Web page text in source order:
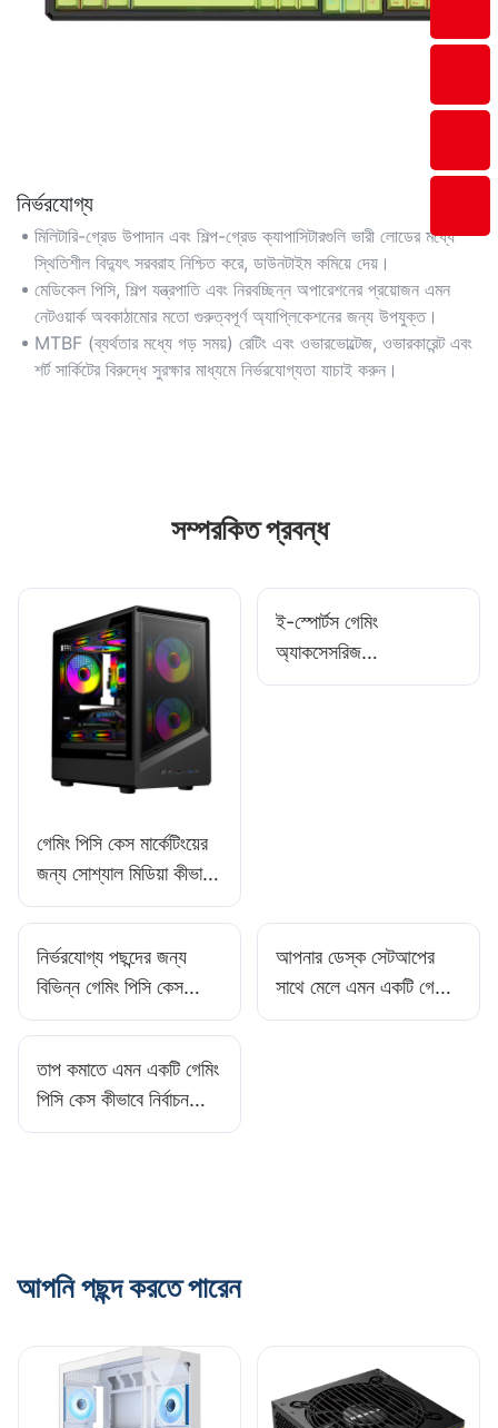
নির্ভরযোগ্য
মিলিটারি-গ্রেড উপাদান এবং শিল্প-গ্রেড ক্যাপাসিটারগুলি ভারী লোডের মধ্যে
স্থিতিশীল বিদ্যুৎ সরবরাহ নিশ্চিত করে, ডাউনটাইম কমিয়ে দেয়।
মেডিকেল পিসি, শিল্প যন্ত্রপাতি এবং নিরবচ্ছিন্ন অপারেশনের প্রয়োজন এমন
নেটওয়ার্ক অবকাঠামোর মতো গুরুত্বপূর্ণ অ্যাপ্লিকেশনের জন্য উপযুক্ত।
MTBF (ব্যর্থতার মধ্যে গড় সময়) রেটিং এবং ওভারভোল্টেজ, ওভারকারেন্ট এবং
শর্ট সার্কিটের বিরুদ্ধে সুরক্ষার মাধ্যমে নির্ভরযোগ্যতা যাচাই করুন।
সম্পরকিত প্রবন্ধ
গেমিং পিসি কেস মার্কেটিংয়ের
জন্য সোশ্যাল মিডিয়া কীভাবে
কাজে লাগাবেন?
ই-স্পোর্টস গেমিং
অ্যাকসেসরিজ
প্রস্তুতকারকদের মধ্যে সেরা
নির্ভরযোগ্য পছন্দের জন্য
বিভিন্ন গেমিং পিসি কেস
ব্র্যান্ডের তুলনা কীভাবে
আপনার ডেস্ক সেটআপের
সাথে মেলে এমন একটি গেমিং
পিসি কেস কীভাবে বেছে
তাপ কমাতে এমন একটি গেমিং
পিসি কেস কীভাবে নির্বাচন
করবেন?​
আপনি পছন্দ করতে পারেন